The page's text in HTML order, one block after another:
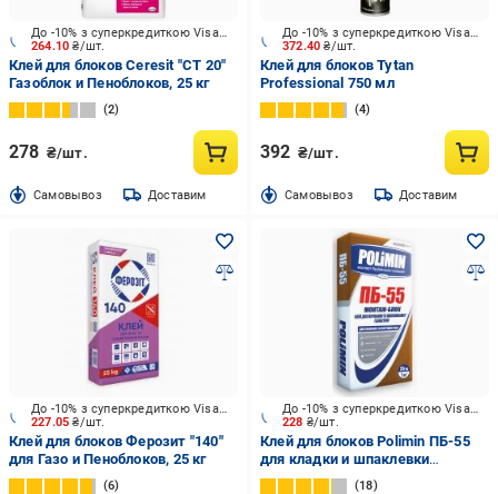
264.10₴/шт.
До -10% з суперкредиткою Visa Вигода
Клей для блоков Ceresit "CT 20"
Газоблок и Пеноблоков, 25 кг
2
278 ₴/шт.
Cамовывоз Доставим
372.40₴/шт.
До -10% з суперкредиткою Visa Вигода
Клей для блоков Tytan
Professional 750 мл
4
392 ₴/шт.
Cамовывоз Доставим
227.05₴/шт.
До -10% з суперкредиткою Visa Вигода
Клей для блоков Ферозит "140"
для Газо и Пеноблоков, 25 кг
6
228 ₴/шт.
До -10% з суперкредиткою Visa Вигода
Клей для блоков Polimin ПБ-55
для кладки и шпаклевки
газобетона 25 кг
18